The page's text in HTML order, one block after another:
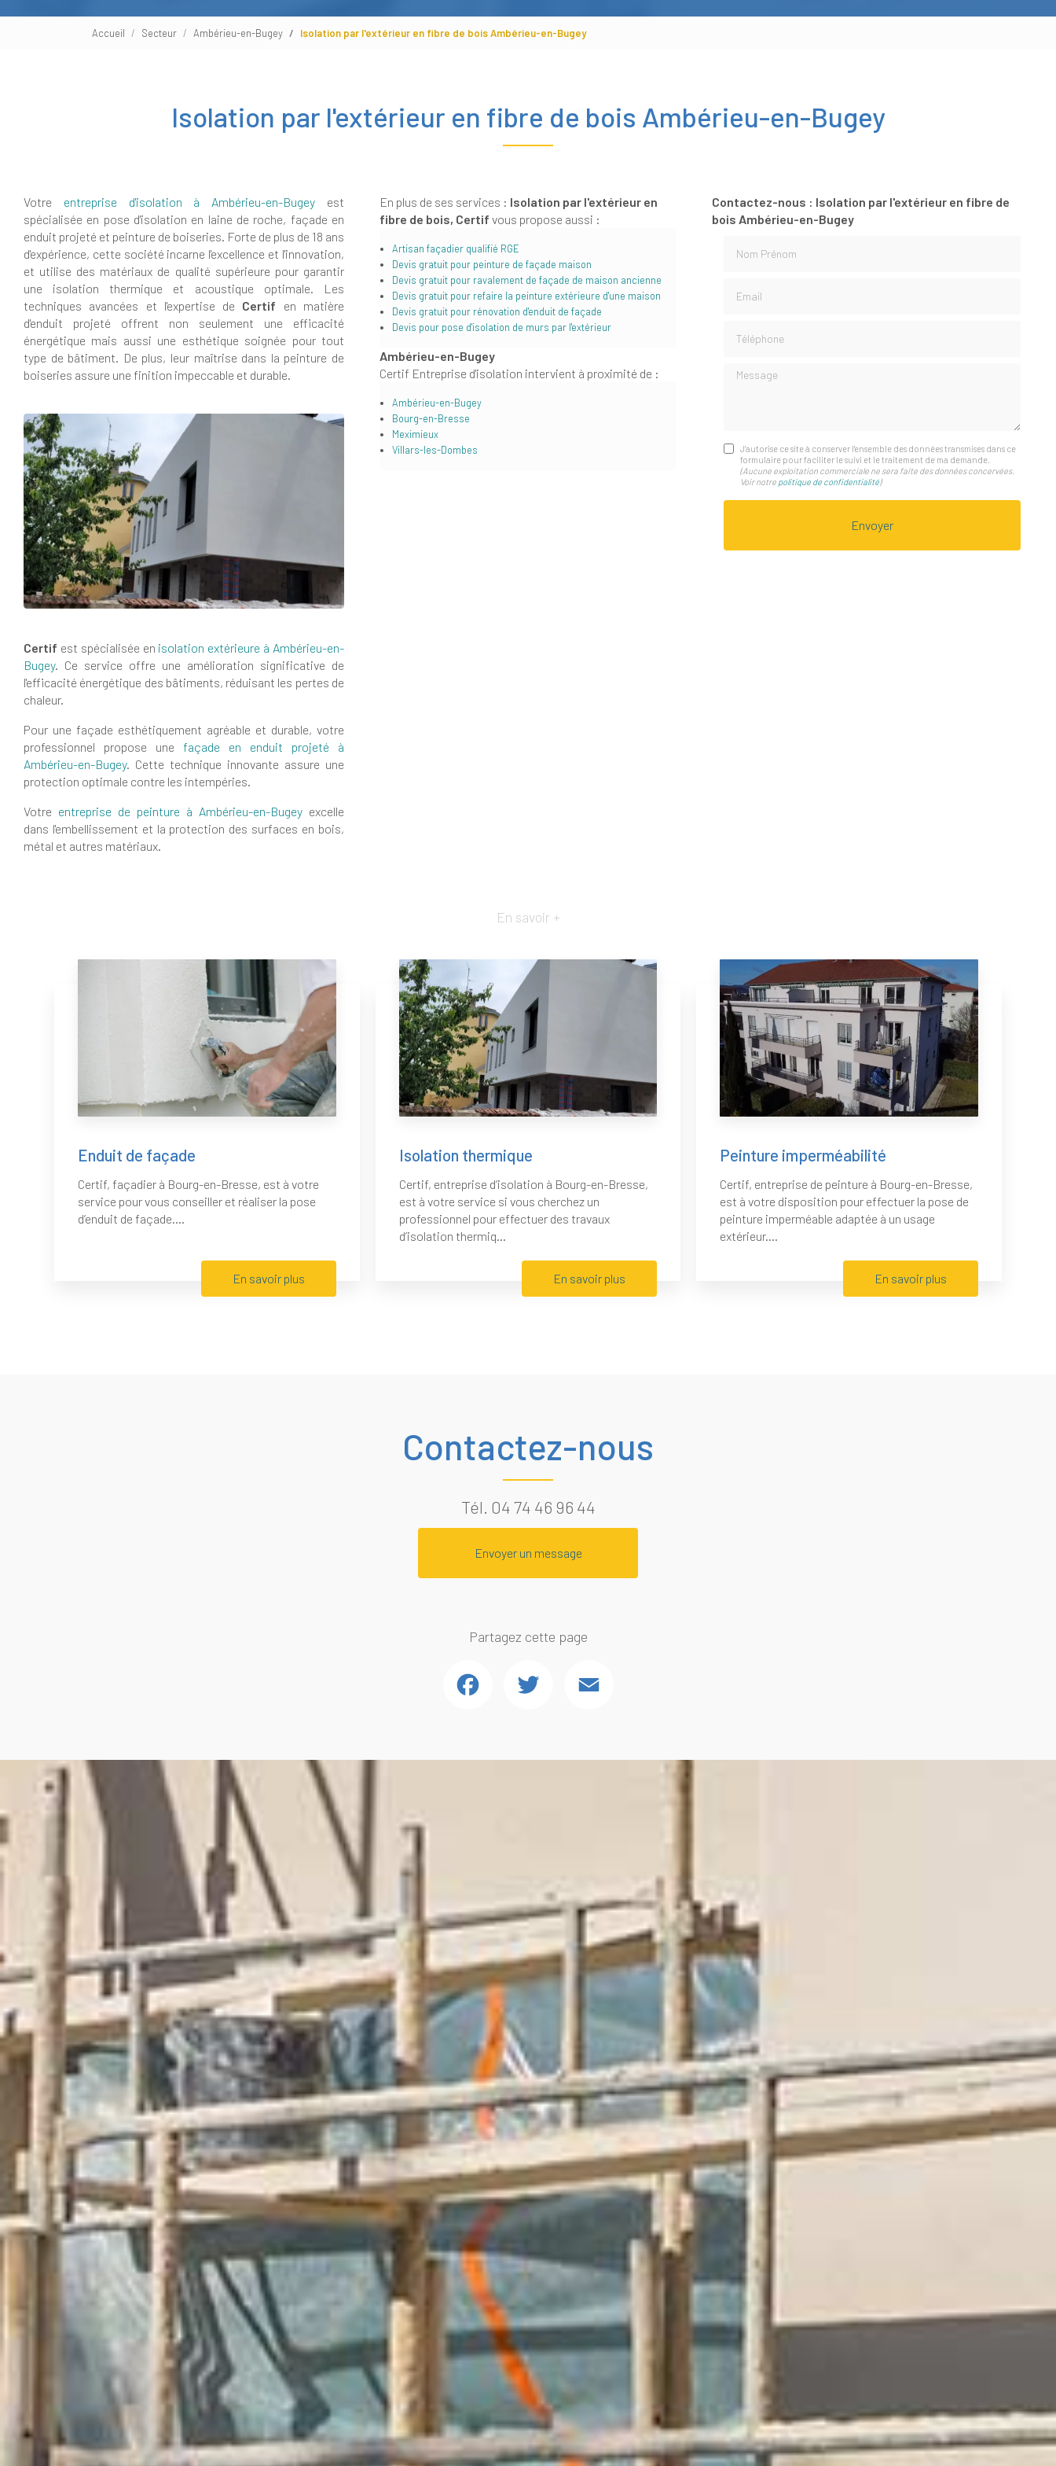
Accueil Secteur Ambérieu-en-Bugey Isolation par l'extérieur en fibre de bois Ambérieu-en-Bugey
Isolation par l'extérieur en fibre de bois Ambérieu-en-Bugey
Votre entreprise d'isolation à Ambérieu-en-Bugey est
spécialisée en pose d'isolation en laine de roche, façade en
enduit projeté et peinture de boiseries. Forte de plus de 18 ans
d'expérience, cette société incarne l'excellence et l'innovation,
et utilise des matériaux de qualité supérieure pour garantir
une isolation thermique et acoustique optimale. Les
techniques avancées et l'expertise de Certif en matière
d'enduit projeté offrent non seulement une efficacité
énergétique mais aussi une esthétique soignée pour tout
type de bâtiment. De plus, leur maîtrise dans la peinture de
boiseries assure une finition impeccable et durable.
Certif est spécialisée en isolation extérieure à Ambérieu-en-
Bugey. Ce service offre une amélioration significative de
l'efficacité énergétique des bâtiments, réduisant les pertes de
chaleur.
Pour une façade esthétiquement agréable et durable, votre
professionnel propose une façade en enduit projeté à
Ambérieu-en-Bugey. Cette technique innovante assure une
protection optimale contre les intempéries.
Votre entreprise de peinture à Ambérieu-en-Bugey excelle
dans l'embellissement et la protection des surfaces en bois,
métal et autres matériaux.
En plus de ses services : Isolation par l'extérieur en
fibre de bois, Certif vous propose aussi :
Artisan façadier qualifié RGE
Devis gratuit pour peinture de façade maison
Devis gratuit pour ravalement de façade de maison ancienne
Devis gratuit pour refaire la peinture extérieure d'une maison
Devis gratuit pour rénovation d'enduit de façade
Devis pour pose d'isolation de murs par l'extérieur
Ambérieu-en-Bugey
Certif Entreprise d'isolation intervient à proximité de :
Ambérieu-en-Bugey
Bourg-en-Bresse
Meximieux
Villars-les-Dombes
Contactez-nous : Isolation par l'extérieur en fibre de
bois Ambérieu-en-Bugey
Message
J'autorise ce site à conserver l'ensemble des données transmises dans ce
formulaire pour faciliter le suivi et le traitement de ma demande.
(Aucune exploitation commerciale ne sera faite des données concervées.
Voir notre politique de confidentialité)
En savoir +
Enduit de façade
Certif, façadier à Bourg-en-Bresse, est à votre
service pour vous conseiller et réaliser la pose
d’enduit de façade....
En savoir plus
Isolation thermique
Certif, entreprise d’isolation à Bourg-en-Bresse,
est à votre service si vous cherchez un
professionnel pour effectuer des travaux
d’isolation thermiq...
En savoir plus
Peinture imperméabilité
Certif, entreprise de peinture à Bourg-en-Bresse,
est à votre disposition pour effectuer la pose de
peinture imperméable adaptée à un usage
extérieur....
En savoir plus
Contactez-nous
Tél. 04 74 46 96 44
Envoyer un message
Partagez cette page